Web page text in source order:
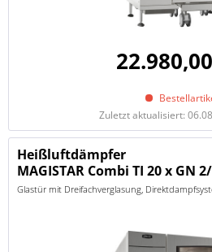
Zuletzt aktualisiert:
Heißluftdämpfer
MAGISTAR Combi TI 20 x GN
Glastür mit Dreifachverglasung,